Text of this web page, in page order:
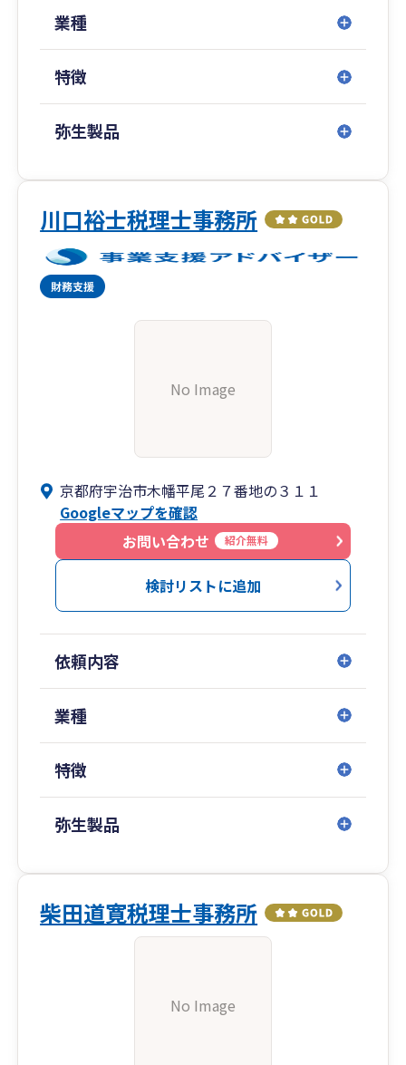
業種
特徴
弥生製品
川口裕士税理士事務所
No Image
京都府宇治市木幡平尾２７番地の３１１
Googleマップを確認
お問い合わせ
紹介無料
検討リストに追加
依頼内容
業種
特徴
弥生製品
柴田道寛税理士事務所
No Image